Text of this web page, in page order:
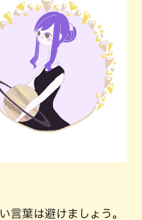
言葉は避けましょう。